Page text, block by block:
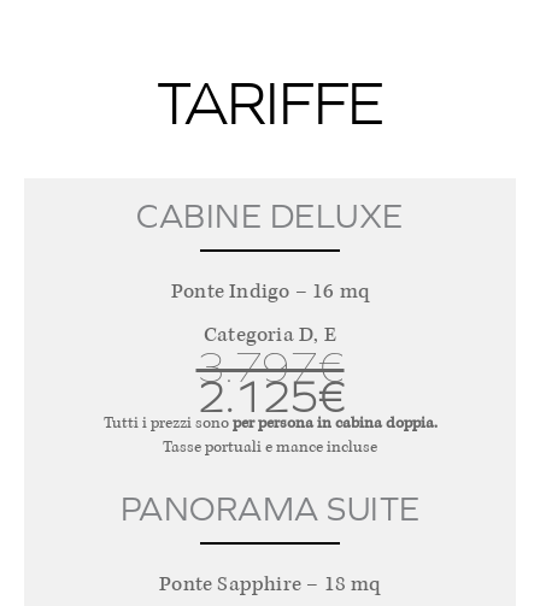
TARIFFE
CABINE DELUXE
Ponte Indigo – 16 mq
Categoria D, E
3.797€
2.125€
Tutti i prezzi sonoper persona in cabina doppia.
Tasse portuali e mance incluse
PANORAMA SUITE
Ponte Sapphire – 18 mq